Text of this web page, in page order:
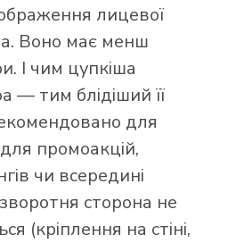
лицевої
Воно має менш
І чим цупкіша
— тим блідіший її
для
промоакцій,
чи всередині
сторона не
(кріплення на стіні,